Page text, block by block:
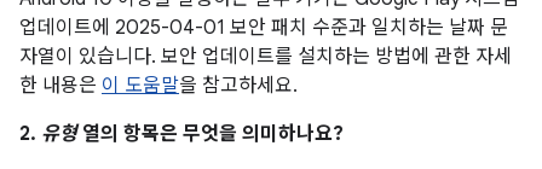
업데이트에 2025-04-01 보안 패치 수준과 일치하는 날짜 문
자열이 있습니다. 보안 업데이트를 설치하는 방법에 관한 자세
한 내용은 이 도움말을 참고하세요.
2. 유형열의 항목은 무엇을 의미하나요?